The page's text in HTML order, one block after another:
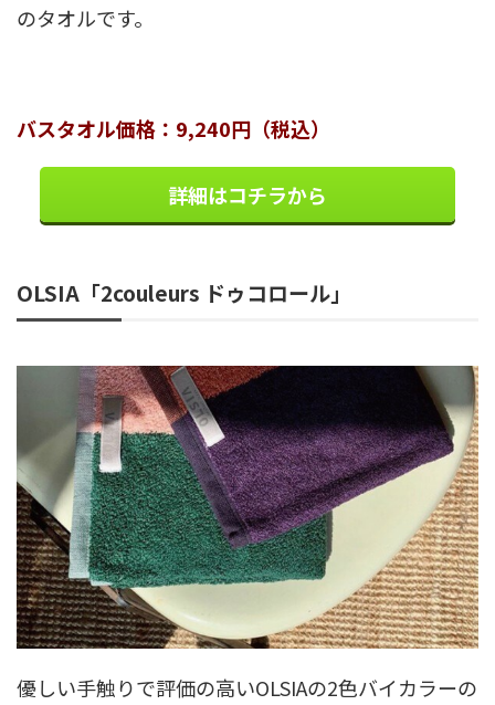
のタオルです。
バスタオル価格：9,240円（税込）
詳細はコチラから
OLSIA「2couleurs ドゥコロール」
優しい手触りで評価の高いOLSIAの2色バイカラーの